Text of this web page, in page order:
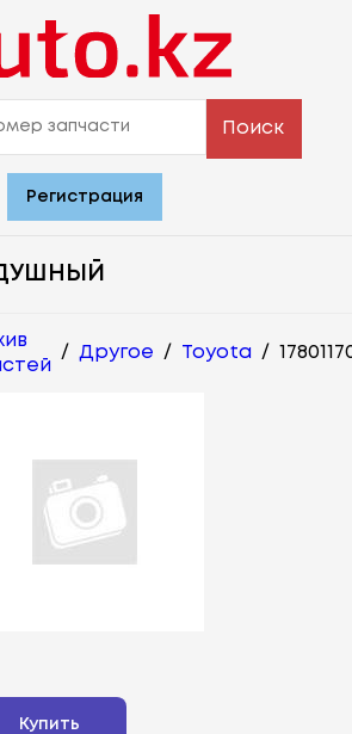
Поиск
Регистрация
/ Другое / Toyota /
Купить